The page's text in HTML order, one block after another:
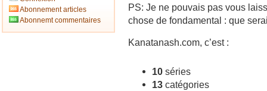
Abonnement articles
Abonnemt commentaires
PS: Je ne pouvais pas vous
chose de fondamental : que
Kanatanash.com, c’est :
10séries
13catégories